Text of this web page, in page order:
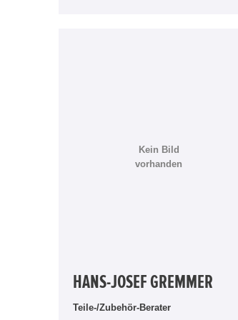
Kein Bild
vorhanden
HANS-JOSEF GREMMER
Teile-/Zubehör-Berater